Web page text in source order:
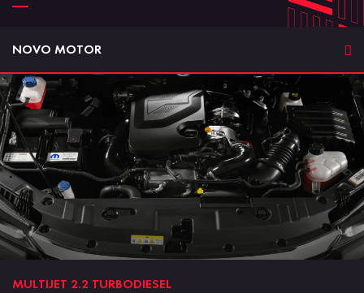
NOVO MOTOR
MULTIJET 2.2​ TURBODIESEL